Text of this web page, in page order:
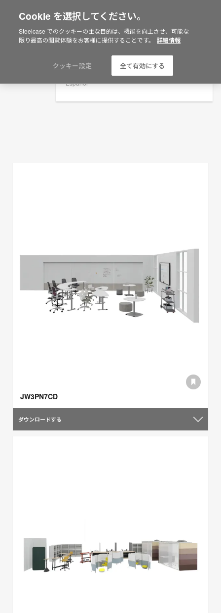
Are you in United States?
Would you like to see Products we sell in
Americas
Español
プランニングアイデア
フィルターを表示
JW3PN7CD
ダウンロードする
Cookie を選択してください。
Steelcase でのクッキーの主な目的は、機能を向上させ、可能な
限り最高の閲覧体験をお客様に提供することです。
詳細情報
クッキー設定 全て有効にする